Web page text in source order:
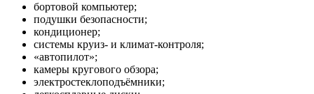
бортовой компьютер;
подушки безопасности;
кондиционер;
системы круиз- и климат-контроля;
«автопилот»;
камеры кругового обзора;
электростеклоподъёмники;